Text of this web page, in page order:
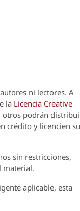
ni lectores. A
la Licencia Creative
otros podrán
crédito y licencien
sin restricciones,
material.
aplicable, esta